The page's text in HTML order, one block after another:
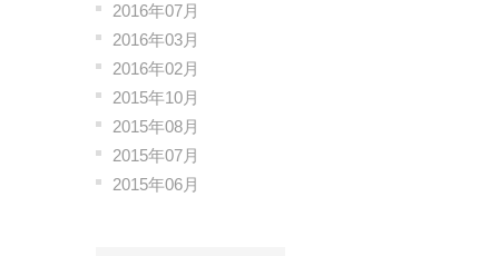
2016年07月
2016年03月
2016年02月
2015年10月
2015年08月
2015年07月
2015年06月